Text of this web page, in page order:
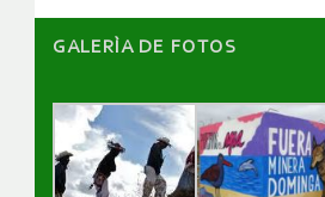
GALERÌA DE FOTOS